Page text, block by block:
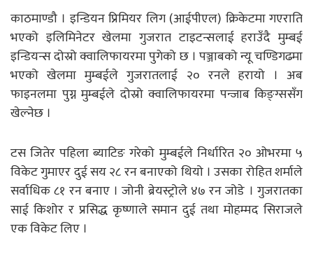
काठमाण्डौ । इन्डियन प्रिमियर लिग (आईपीएल) क्रिकेटमा गएराति
भएको इलिमिनेटर खेलमा गुजरात टाइटन्सलाई हराउँदै मुम्बई
इन्डियन्स दोस्रो क्वालिफायरमा पुगेको छ । पञ्जाबको न्यू चण्डिगढमा
भएको खेलमा मुम्बईले गुजरातलाई २० रनले हरायो । अब
फाइनलमा पुग्न मुम्बईले दोस्रो क्वालिफायरमा पन्जाब किङ्ग्ससँग
खेल्नेछ ।
टस जितेर पहिला ब्याटिङ गरेको मुम्बईले निर्धारित २० ओभरमा ५
विकेट गुमाएर दुई सय २८ रन बनाएको थियो । उसका रोहित शर्माले
सर्वाधिक ८१ रन बनाए । जोनी ब्रेयस्ट्रोले ४७ रन जोडे । गुजरातका
साई किशोर र प्रसिद्ध कृष्णाले समान दुई तथा मोहम्मद सिराजले
एक विकेट लिए ।